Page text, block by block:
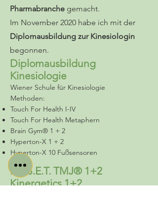
Pharmabranche gemacht.
Im November 2020 habe ich mit der
Diplomausbildung zur Kinesiologin
begonnen.
Diplomausbildung
Kinesiologie
Wiener Schule für Kinesiologie
Methoden:
Touch For Health I-IV
Touch For Health Metaphern
Brain Gym® 1 + 2
Hyperton-X 1 + 2
Hyperton-X 10 Fußsensoren
R.E.S.E.T. TMJ® 1+2
Kinergetics 1+2